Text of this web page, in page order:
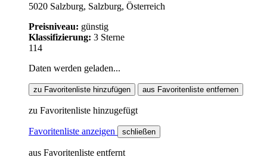
5020 Salzburg, Salzburg, Österreich
Preisniveau: günstig
Klassifizierung: 3 Sterne
114
Daten werden geladen...
zu Favoritenliste hinzufügen aus Favoritenliste entfernen
zu Favoritenliste hinzugefügt
Favoritenliste anzeigen schließen
aus Favoritenliste entfernt